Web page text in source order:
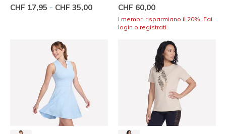
CHF 17,95 - CHF 35,00 CHF 60,00
I membri risparmiano il 20%. Fai
login o registrati.